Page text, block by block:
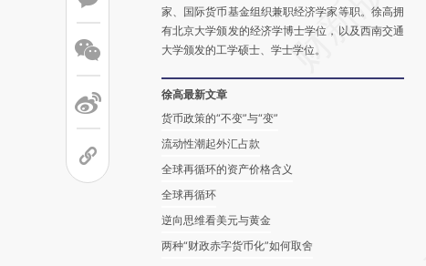
家、国际货币基金组织兼职经济学家等职。徐高拥
有北京大学颁发的经济学博士学位，以及西南交通
大学颁发的工学硕士、学士学位。
徐高最新文章
货币政策的“不变”与“变”
流动性潮起外汇占款
全球再循环的资产价格含义
全球再循环
逆向思维看美元与黄金
两种“财政赤字货币化”如何取舍